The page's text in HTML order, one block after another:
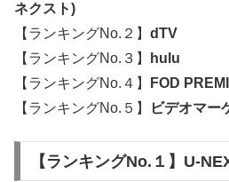
ネクスト)
【ランキングNo.２】 dTV
【ランキングNo.３】
hulu
【ランキングNo.４】
FOD
【ランキングNo.５】
ビデオマー
【ランキングNo.１】U-